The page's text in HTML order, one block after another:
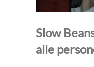
Slow
alle